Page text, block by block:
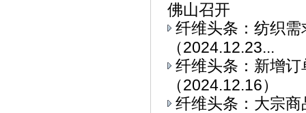
佛山召开
纤维头条：纺织
（2024.12.23...
纤维头条：新增
（2024.12.16）
纤维头条：大宗